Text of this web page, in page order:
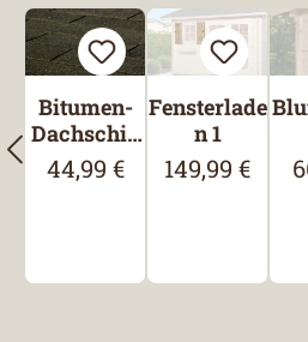
Bitumen-
Dachschin
deln,
Rechteck,
Regulärer Preis:
44,99 €
Fensterlade
n 1
Regulärer
149,99 €